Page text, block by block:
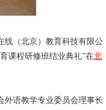
线（北京）教育科技有限公
课程研修班结业典礼”在北
外语教学专业委员会理事长